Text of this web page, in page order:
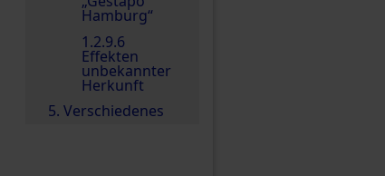
Hamburg“
1.2.9.6
Effekten
unbekannter
Herkunft
5. Verschiedenes